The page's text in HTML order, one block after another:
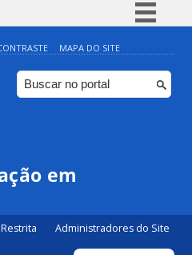
Simplifique!
Comunica BR
Participe
Canais
MAPA DO SITE
em
Administradores do Site